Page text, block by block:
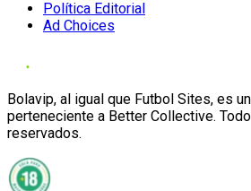
Política Editorial
Ad Choices
Bolavip, al igual que Futbol Sites, es
perteneciente a Better Collective.
reservados.